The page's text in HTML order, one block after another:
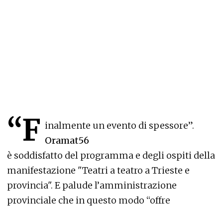
“F inalmente un evento di spessore”.
Oramat56
è soddisfatto del programma e degli ospiti della
manifestazione "Teatri a teatro a Trieste e
provincia". E palude l’amministrazione
provinciale che in questo modo “offre